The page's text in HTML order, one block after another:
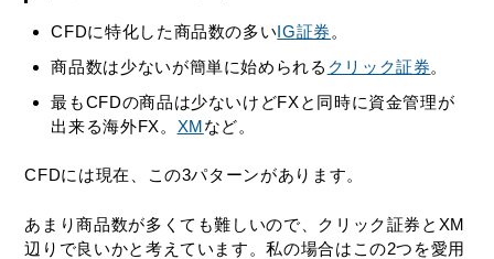
CFDに特化した商品数の多いIG証券 。
商品数は少ないが簡単に始められる クリック証券。
最もCFDの商品は少ないけどFXと同時に資金管理が
出来る海外FX。 XMなど。
CFDには現在、この3パターンがあります。
あまり商品数が多くても難しいので、クリック証券とXM
辺りで良いかと考えています。私の場合はこの2つを愛用